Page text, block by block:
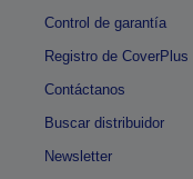
Control de garantía
Registro de CoverPlus
Contáctanos
Buscar distribuidor
Newsletter